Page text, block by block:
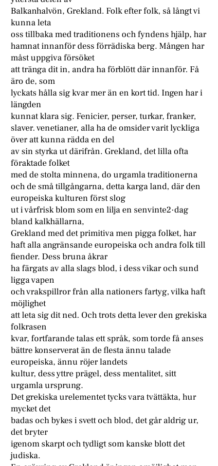
Balkanhalvön, Grekland. Folk efter folk, så långt vi
kunna leta
oss tillbaka med traditionens och fyndens hjälp, har
hamnat innanför dess förrädiska berg. Mången har
måst uppgiva försöket
att tränga dit in, andra ha förblött där innanför. Få
äro de, som
lyckats hålla sig kvar mer än en kort tid. Ingen har i
längden
kunnat klara sig. Fenicier, perser, turkar, franker,
slaver. venetianer, alla ha de omsider varit lyckliga
över att kunna rädda en del
av sin styrka ut därifrån. Grekland, det lilla ofta
föraktade folket
med de stolta minnena, do urgamla traditionerna
och de små tillgångarna, detta karga land, där den
europeiska kulturen först slog
ut i vårfrisk blom som en lilja en senvinte2·dag
bland kalkhällarna,
Grekland med det primitiva men pigga folket, har
haft alla angränsande europeiska och andra folk till
fiender. Dess bruna åkrar
ha färgats av alla slags blod, i dess vikar och sund
ligga vapen
och vrakspillror från alla nationers fartyg, vilka haft
möjlighet
att leta sig dit ned. Och trots detta lever den grekiska
folkrasen
kvar, fortfarande talas ett språk, som torde få anses
bättre konserverat än de flesta ännu talade
europeiska, ännu röjer landets
kultur, dess yttre prägel, dess mentalitet, sitt
urgamla ursprung.
Det grekiska urelementet tycks vara tvättäkta, hur
mycket det
badas och bykes i svett och blod, det går aldrig ur,
det bryter
igenom skarpt och tydligt som kanske blott det
judiska.